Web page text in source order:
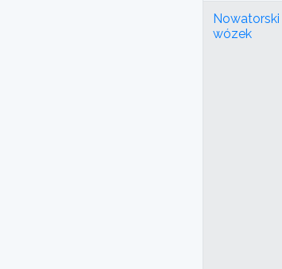
Nowatorski
wózek